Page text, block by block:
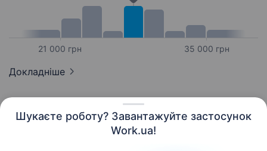
Шукаєте роботу? Завантажуйте застосунок
Work.ua!
21 000 грн 35 000 грн
Докладніше